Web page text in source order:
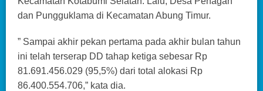
dan Pungguklama di Kecamatan Abung Timur.
” Sampai akhir pekan pertama pada akhir bulan tahun
ini telah terserap DD tahap ketiga sebesar Rp
81.691.456.029 (95,5%) dari total alokasi Rp
86.400.554.706,” kata dia.